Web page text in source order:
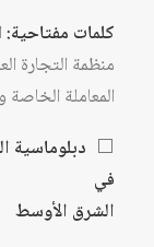
كلمات مفتاحية:
منظمة التجارة
المعاملة الخاصة
⬜ دبلوماسية
في
الشرق الأوسط